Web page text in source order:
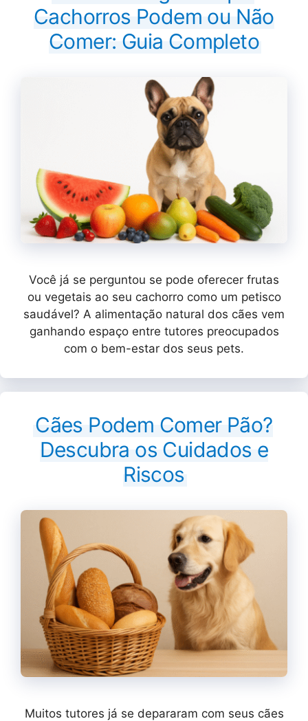
Cachorros Podem ou Não
Comer: Guia Completo
Você já se perguntou se pode oferecer frutas
ou vegetais ao seu cachorro como um petisco
saudável? A alimentação natural dos cães vem
ganhando espaço entre tutores preocupados
com o bem-estar dos seus pets.
Cães Podem Comer Pão?
Descubra os Cuidados e
Riscos
Muitos tutores já se depararam com seus cães